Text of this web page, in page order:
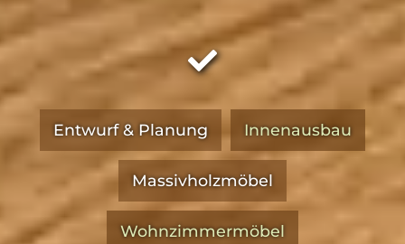
Entwurf & Planung Innenausbau
Massivholzmöbel
Wohnzimmermöbel